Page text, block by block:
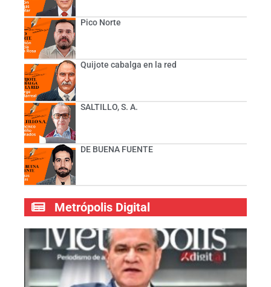
Pico Norte
Quijote cabalga en la red
SALTILLO, S. A.
DE BUENA FUENTE
Metrópolis Digital